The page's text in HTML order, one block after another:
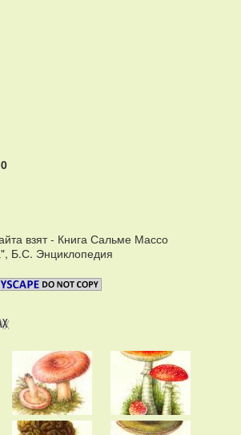
0
взят - Книга Сальме Массо
Б.С. Энциклопедия